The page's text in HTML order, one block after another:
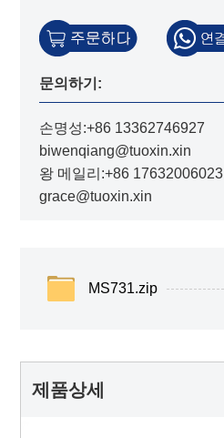
문의하기:
손명성:+86 13362746927
biwenqiang@tuoxin.xin
왕 메일리:+86 17632006023
grace@tuoxin.xin
MS731.zip
제품상세